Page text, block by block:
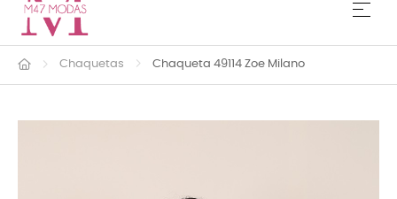
☰
Chaquetas Chaqueta 49114 Zoe Milano